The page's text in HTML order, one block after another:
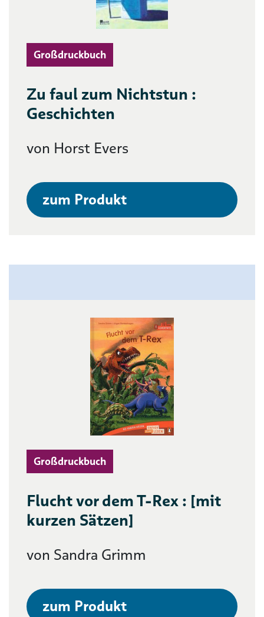
Großdruckbuch
Zu faul zum Nichtstun :
Geschichten
von Horst Evers
zum Produkt
Großdruckbuch
Flucht vor dem T-Rex : [mit
kurzen Sätzen]
von Sandra Grimm
zum Produkt